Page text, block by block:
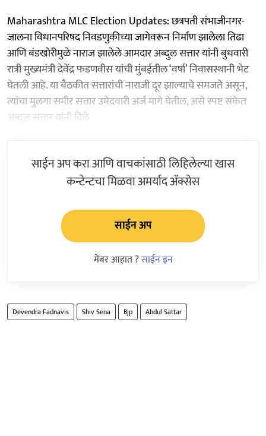
Maharashtra MLC Election Updates: छत्रपती संभाजीनगर-
जालना विधानपरिषद निवडणुकीच्या जागेवरून निर्माण झालेला तिढा
आणि बंडखोरीमुळे नाराज झालेले आमदार अब्दुल सत्तार यांनी बुधवारी
रात्री मुख्यमंत्री देवेंद्र फडणवीस यांची मुंबईतील ‘वर्षा’ निवासस्थानी भेट
घेतली आहे. या बैठकीत सत्तारांची नाराजी दूर झाल्याचे समजते असून,
त्यांचा मुलगा समीर सत्तार उमेदवारी अर्ज मागे घेतील, असे स्पष्ट संकेत
अब्दुल सत्तार यांनी दिले.
साईन अप करा आणि वाचकांसाठी लिहिलेल्या खास
कन्टेन्टचा मिळवा अमर्याद ॲक्सेस
साईन अप
मेंबर आहात ?साईन इन
Devendra Fadnavis Shiv Sena Bjp Abdul Sattar